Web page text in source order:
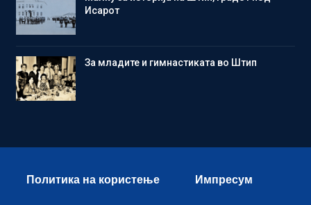
Исарот
Зa младите и гимнастиката во Штип
Политика на користење Импресум